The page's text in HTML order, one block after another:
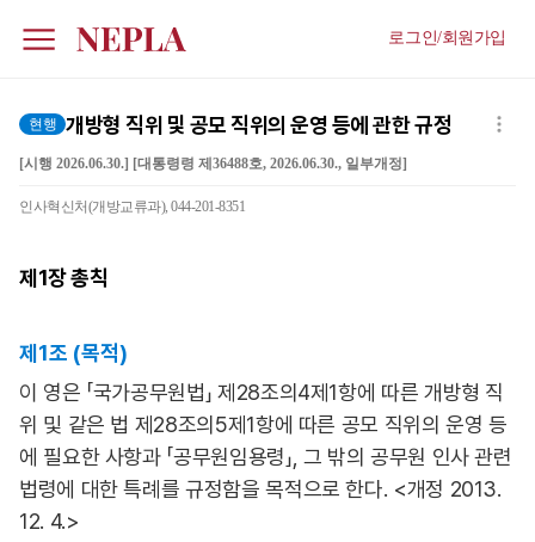
로그인/회원가입
현행 개방형 직위 및 공모 직위의 운영 등에 관한 규정
[시행 2026.06.30.] [대통령령 제36488호, 2026.06.30., 일부개정]
인사혁신처(개방교류과), 044-201-8351
제1장총칙
제1조 (목적)
이 영은 「국가공무원법」 제28조의4제1항에 따른 개방형 직
위 및 같은 법 제28조의5제1항에 따른 공모 직위의 운영 등
에 필요한 사항과 「공무원임용령」, 그 밖의 공무원 인사 관련
법령에 대한 특례를 규정함을 목적으로 한다. <개정 2013.
12. 4.>